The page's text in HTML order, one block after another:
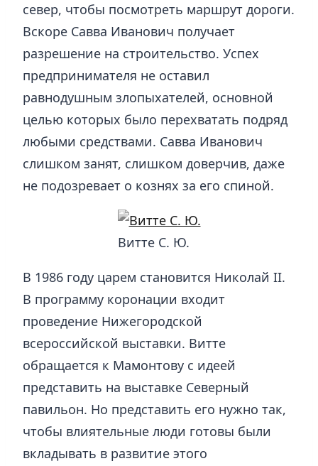
север, чтобы посмотреть маршрут дороги.
Вскоре Савва Иванович получает
разрешение на строительство. Успех
предпринимателя не оставил
равнодушным злопыхателей, основной
целью которых было перехватать подряд
любыми средствами. Савва Иванович
слишком занят, слишком доверчив, даже
не подозревает о кознях за его спиной.
Витте С. Ю.
В 1986 году царем становится Николай II.
В программу коронации входит
проведение Нижегородской
всероссийской выставки. Витте
обращается к Мамонтову с идеей
представить на выставке Северный
павильон. Но представить его нужно так,
чтобы влиятельные люди готовы были
вкладывать в развитие этого